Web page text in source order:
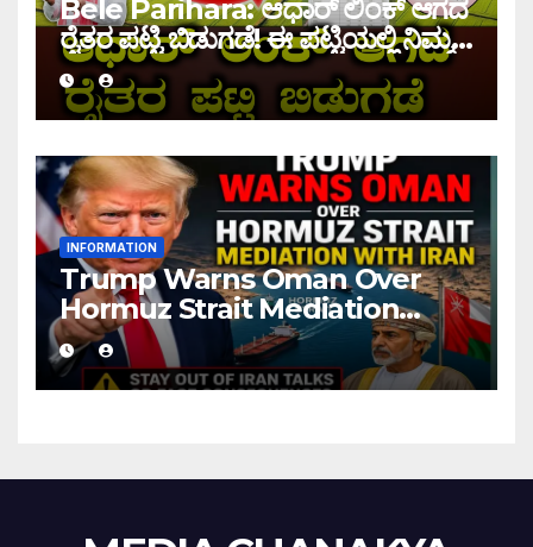
Bele Parihara: ಆಧಾರ್ ಲಿಂಕ್ ಆಗದ
ರೈತರ ಪಟ್ಟಿ ಬಿಡುಗಡೆ! ಈ ಪಟ್ಟಿಯಲ್ಲಿ ನಿಮ್ಮ
ಹೆಸರು ಇದ್ದರೆ ನಿಮಗೆ ಹಣ ಜಮಾ ಆಗಲ್ಲ !
INFORMATION
Trump Warns Oman Over
Hormuz Strait Mediation
With Iran